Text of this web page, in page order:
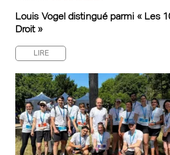
Louis Vogel distingué parmi « Les
Droit »
LIRE